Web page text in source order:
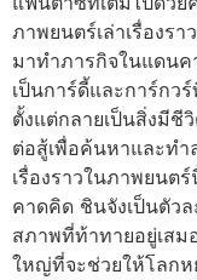
ภาพยนตร์เล่าเรื่องร
มาทำภารกิจในแดนค
เป็นการ์ดี้และการ์กว
ตั้งแต่กลายเป็นสิ่งมีชี
ต่อสู้เพื่อค้นหาและทำ
เรื่องราวในภาพยนต
คาดคิด ชินจังเป็นตัว
สภาพที่ท้าทายอยู่เสม
ใหญ่ที่จะช่วยให้โลกห